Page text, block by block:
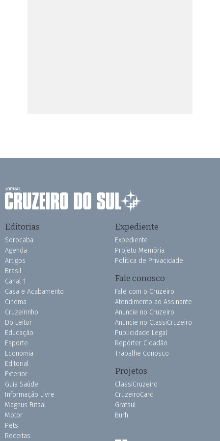
Editorias
Sorocaba
Agenda
Artigos
Brasil
Canal 1
Casa e Acabamento
Cinema
Cruzeirinho
Do Leitor
Educação
Esporte
Economia
Editorial
Exterior
Guia Saúde
Informação Livre
Magnus Futsal
Motor
Pets
Receitas
Expediente
Expediente
Projeto Memória
Política de Privacidade
Fale conosco
Fale com o Cruzeiro
Atendimento ao Assinante
Anuncie no Cruzeiro
Anuncie no ClassiCruzeiro
Publicidade Legal
Repórter Cidadão
Trabalhe Conosco
Projetos
ClassiCruzeiro
CruzeiroCard
Grafsul
Burh